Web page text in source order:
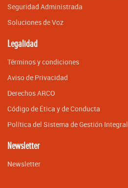
Seguridad Administrada
Soluciones de Voz
Legalidad
Términos y condiciones
Aviso de Privacidad
Derechos ARCO
Código de Ética y de Conducta
Política del Sistema de Gestión Integral
Newsletter
Newsletter